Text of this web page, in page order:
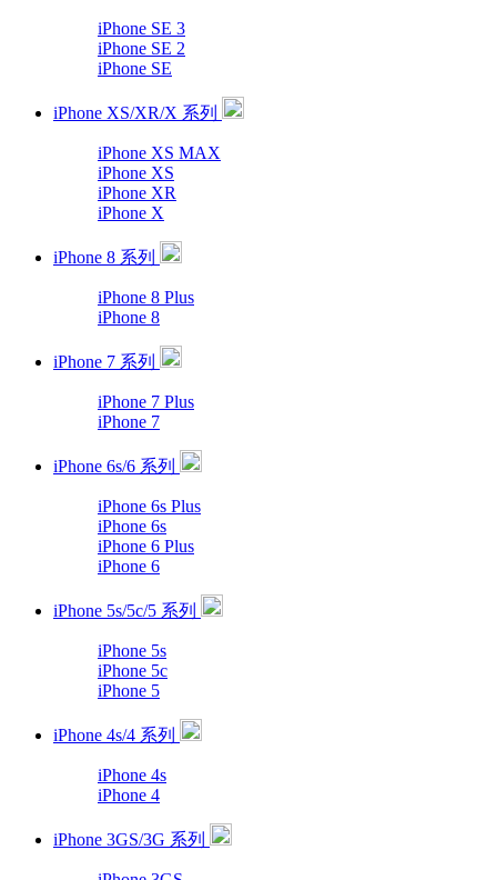
iPhone SE 3
iPhone SE 2
iPhone SE
iPhone XS/XR/X 系列
iPhone XS MAX
iPhone XS
iPhone XR
iPhone X
iPhone 8 系列
iPhone 8 Plus
iPhone 8
iPhone 7 系列
iPhone 7 Plus
iPhone 7
iPhone 6s/6 系列
iPhone 6s Plus
iPhone 6s
iPhone 6 Plus
iPhone 6
iPhone 5s/5c/5 系列
iPhone 5s
iPhone 5c
iPhone 5
iPhone 4s/4 系列
iPhone 4s
iPhone 4
iPhone 3GS/3G 系列